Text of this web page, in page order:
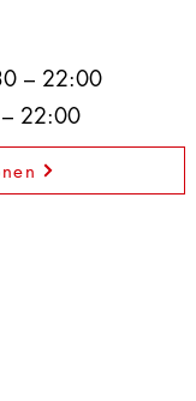
– 22:00
– 22:00